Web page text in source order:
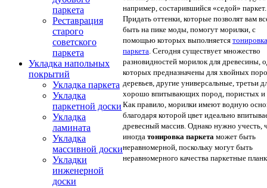
паркета
Реставрация
старого
советского
паркета
Укладка напольных
покрытий
Укладка паркета
Укладка
паркетной доски
Укладка
ламината
Укладка
массивной доски
Укладки
инженерной
доски
например, состарившийся «седой» паркет.
Придать оттенки, которые позволят вам
быть на пике моды, помогут морилки, с
помощью которых выполняется тонировка
паркета . Сегодня существует множество
разновидностей морилок для древесины,
которых предназначены для хвойных
деревьев, другие универсальные, третьи
хорошо впитывающих пород, пористых и
Как правило, морилки имеют водную
благодаря которой цвет идеально
древесный массив. Однако нужно учесть,
иногда тонировка паркета может быть
неравномерной, поскольку могут быть
неравномерного качества паркетные